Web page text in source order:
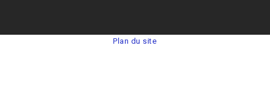
Plan du site